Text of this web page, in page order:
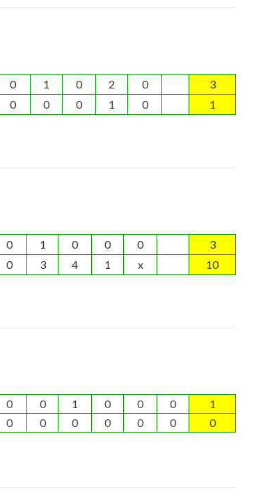
0 1 0 2 0
3
0 0 0 1 0
1
0 1 0 0 0
3
0 3 4 1 x
10
0 0 1 0 0 0
1
0 0 0 0 0 0
0